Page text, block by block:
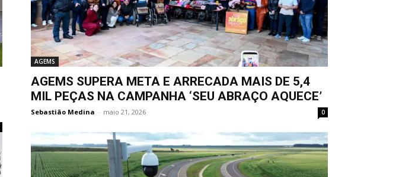
AGEMS
AGEMS SUPERA META E ARRECADA MAIS DE 5,4
MIL PEÇAS NA CAMPANHA ‘SEU ABRAÇO AQUECE’
Sebastião Medina - maio 21, 2026 0